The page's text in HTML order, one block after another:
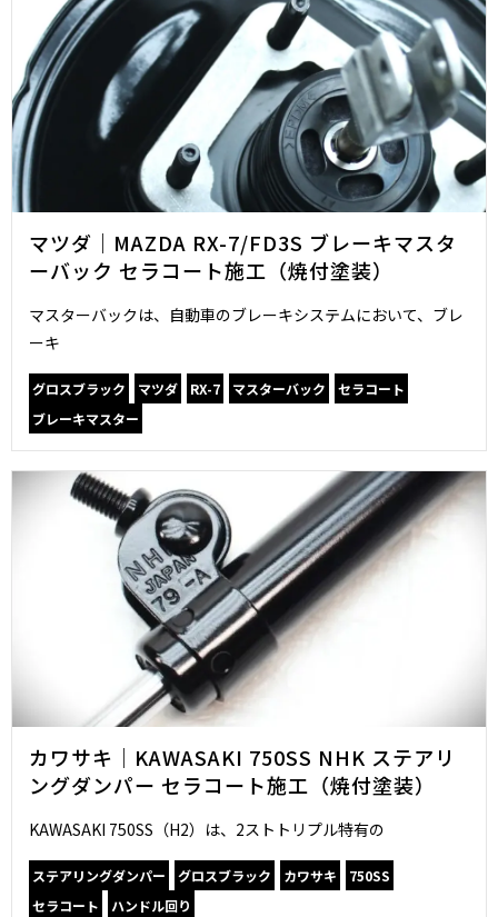
マツダ｜MAZDA RX-7/FD3S ブレーキマスタ
ーバック セラコート施工（焼付塗装）
マスターバックは、自動車のブレーキシステムにおいて、ブレ
ーキ
グロスブラック マツダ RX-7 マスターバック
セラコート
ブレーキマスター
カワサキ｜KAWASAKI 750SS NHK ステアリ
ングダンパー セラコート施工（焼付塗装）
KAWASAKI 750SS（H2）は、2ストトリプル特有の
ステアリングダンパー グロスブラック カワサキ
750SS
セラコート
ハンドル回り